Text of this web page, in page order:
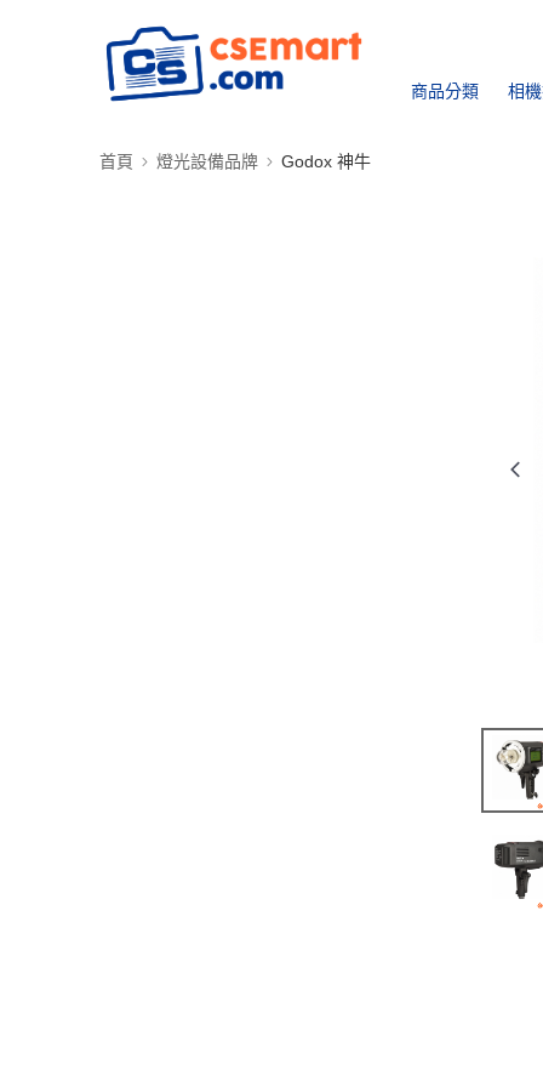
商品分類 相
首頁 燈光設備品牌 Godox 神牛